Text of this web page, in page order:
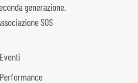
generazione.
SOS
Eventi
Performance